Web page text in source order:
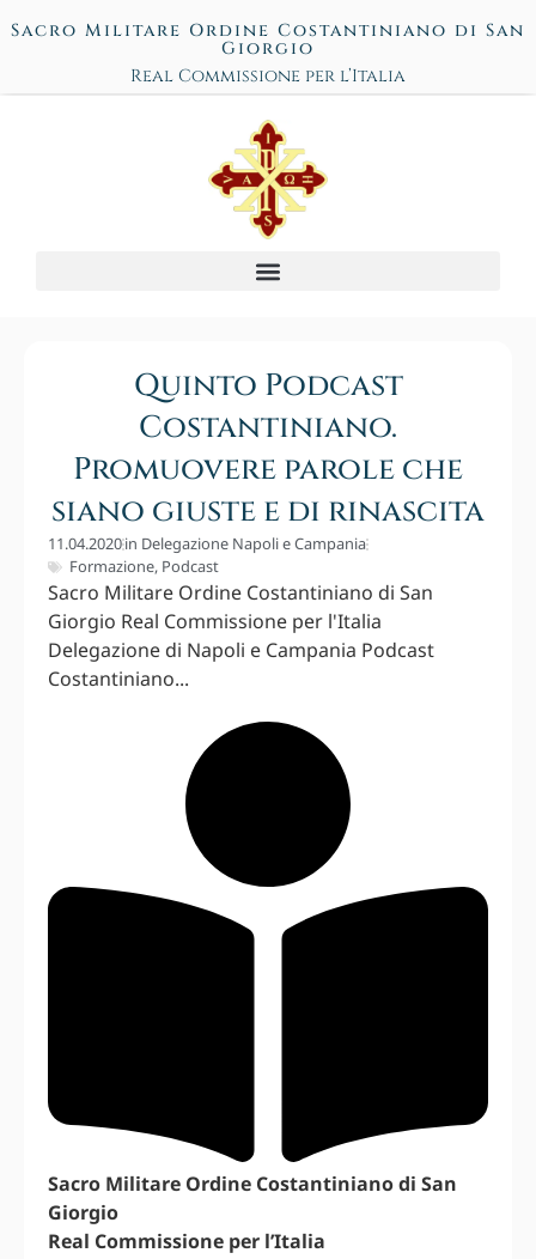
Sacro Militare Ordine Costantiniano di San
Giorgio
Real Commissione per l’Italia
Quinto Podcast
Costantiniano.
Promuovere parole che
siano giuste e di rinascita
11.04.2020in Delegazione Napoli e Campania
Formazione, Podcast
Sacro Militare Ordine Costantiniano di San
Giorgio Real Commissione per l'Italia
Delegazione di Napoli e Campania Podcast
Costantiniano...
Sacro Militare Ordine Costantiniano di San
Giorgio
Real Commissione per l’Italia